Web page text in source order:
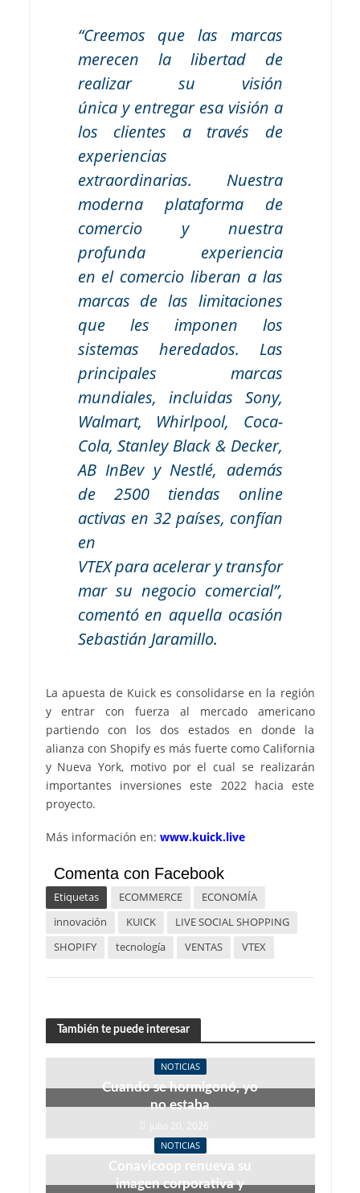
“Creemos que las marcas
merecen la libertad de
realizar su visión
única y entregar esa visión a
los clientes a través de
experiencias
extraordinarias. Nuestra
moderna plataforma de
comercio y nuestra
profunda experiencia
en el comercio liberan a las
marcas de las limitaciones
que les imponen los
sistemas heredados. Las
principales marcas
mundiales, incluidas Sony,
Walmart, Whirlpool, Coca-
Cola, Stanley Black & Decker,
AB InBev y Nestlé, además
de 2500 tiendas online
activas en 32 países, confían
en
VTEX para acelerar y transfor
mar su negocio comercial”,
comentó en aquella ocasión
Sebastián Jaramillo.
La apuesta de Kuick es consolidarse en la región
y entrar con fuerza al mercado americano
partiendo con los dos estados en donde la
alianza con Shopify es más fuerte como California
y Nueva York, motivo por el cual se realizarán
importantes inversiones este 2022 hacia este
proyecto.
Más información en: www.kuick.live
Comenta con Facebook
Etiquetas ECOMMERCE
ECONOMÍA
innovación
KUICK
LIVE SOCIAL SHOPPING
SHOPIFY
tecnología VENTAS VTEX
También te puede interesar
NOTICIAS
Cuando se hormigonó, yo
no estaba
julio 20, 2026
NOTICIAS
Conavicoop renueva su
imagen corporativa y